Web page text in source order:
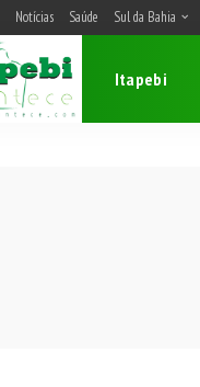
Notícias Saúde Sul da Bahia
Camacan
Eunápolis
Itapebi